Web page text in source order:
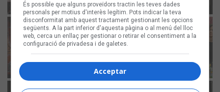
És possible que alguns proveïdors tractin les teves dades
personals per motius d'interès legítim. Pots indicar la teva
disconformitat amb aquest tractament gestionant les opcions
següents. A la part inferior d'aquesta pàgina o al menú del lloc
web, cerca un enllaç per gestionar o retirar el consentiment a la
configuració de privadesa i de galetes.
Acceptar